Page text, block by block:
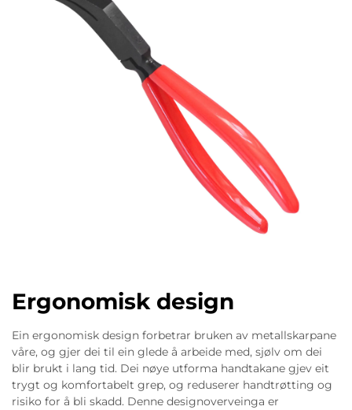
Ergonomisk design
Ein ergonomisk design forbetrar bruken av metallskarpane
våre, og gjer dei til ein glede å arbeide med, sjølv om dei
blir brukt i lang tid. Dei nøye utforma handtakane gjev eit
trygt og komfortabelt grep, og reduserer handtrøtting og
risiko for å bli skadd. Denne designoverveinga er